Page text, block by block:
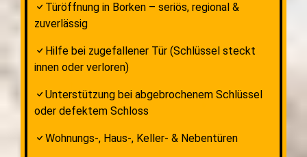
Türöffnung in Borken – seriös, regional &
zuverlässig
Hilfe bei zugefallener Tür (Schlüssel steckt
innen oder verloren)
Unterstützung bei abgebrochenem Schlüssel
oder defektem Schloss
Wohnungs-, Haus-, Keller- & Nebentüren